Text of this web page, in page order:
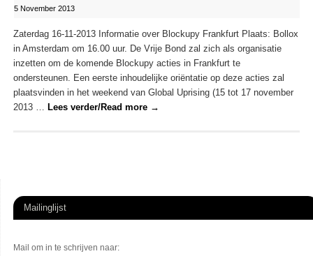
5 November 2013
Zaterdag 16-11-2013 Informatie over Blockupy Frankfurt Plaats: Bollox
in Amsterdam om 16.00 uur. De Vrije Bond zal zich als organisatie
inzetten om de komende Blockupy acties in Frankfurt te
ondersteunen. Een eerste inhoudelijke oriëntatie op deze acties zal
plaatsvinden in het weekend van Global Uprising (15 tot 17 november
2013 …
Lees verder/Read more →
Mailinglijst
Mail om in te schrijven naar: